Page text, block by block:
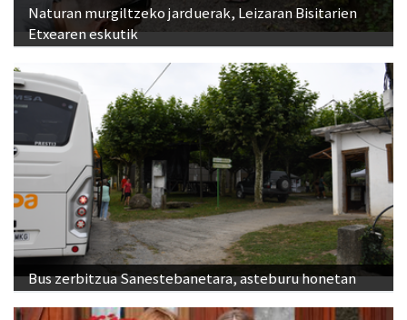
Naturan murgiltzeko jarduerak, Leizaran Bisitarien
Etxearen eskutik
Bus zerbitzua Sanestebanetara, asteburu honetan